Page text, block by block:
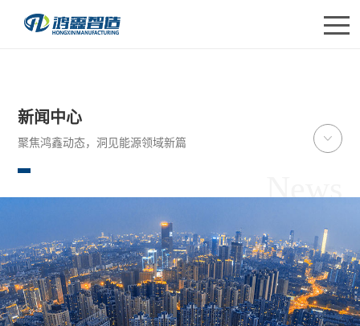
研发创新
合作伙伴
联系我们
新闻中心
聚焦鸿鑫动态，洞见能源领域新篇
News